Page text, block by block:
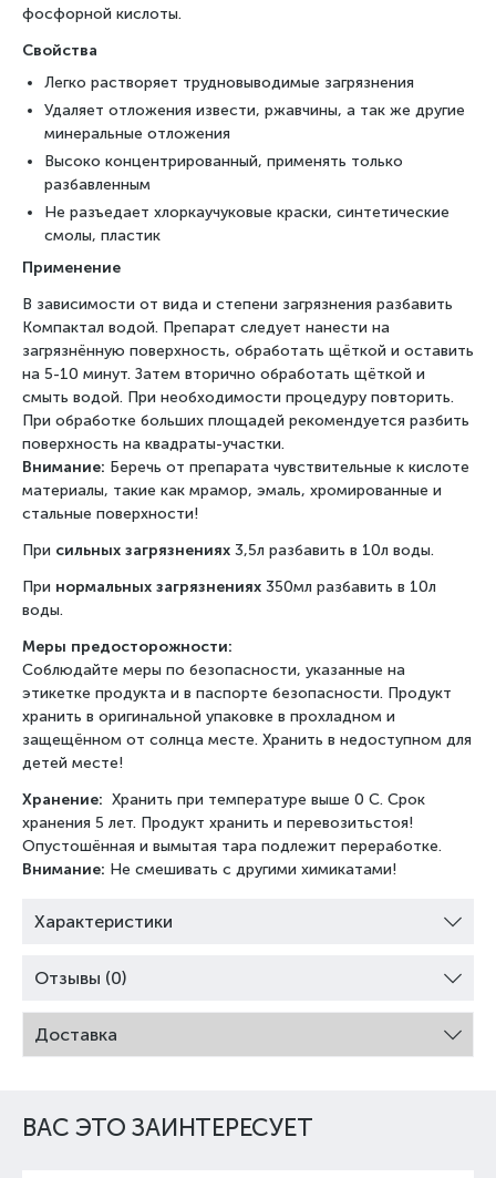
фосфорной кислоты.
Свойства
Легко растворяет трудновыводимые загрязнения
Удаляет отложения извести, ржавчины, а так же другие
минеральные отложения
Высоко концентрированный, применять только
разбавленным
Не разъедает хлоркаучуковые краски, синтетические
смолы, пластик
Применение
В зависимости от вида и степени загрязнения разбавить
Компактал водой. Препарат следует нанести на
загрязнённую поверхность, обработать щёткой и оставить
на 5-10 минут. Затем вторично обработать щёткой и
смыть водой. При необходимости процедуру повторить.
При обработке больших площадей рекомендуется разбить
поверхность на квадраты-участки.
Внимание: Беречь от препарата чувствительные к кислоте
материалы, такие как мрамор, эмаль, хромированные и
стальные поверхности!
При сильных загрязнениях 3,5л разбавить в 10л воды.
При нормальных загрязнениях 350мл разбавить в 10л
воды.
Меры предосторожности:
Соблюдайте меры по безопасности, указанные на
этикетке продукта и в паспорте безопасности. Продукт
хранить в оригинальной упаковке в прохладном и
защещённом от солнца месте. Хранить в недоступном для
детей месте!
Хранение: Хранить при температуре выше 0 С. Срок
хранения 5 лет. Продукт хранить и перевозитьстоя!
Опустошённая и вымытая тара подлежит переработке.
Внимание: Не смешивать с другими химикатами!
Характеристики
Отзывы (0)
Доставка
ВАС ЭТО ЗАИНТЕРЕСУЕТ